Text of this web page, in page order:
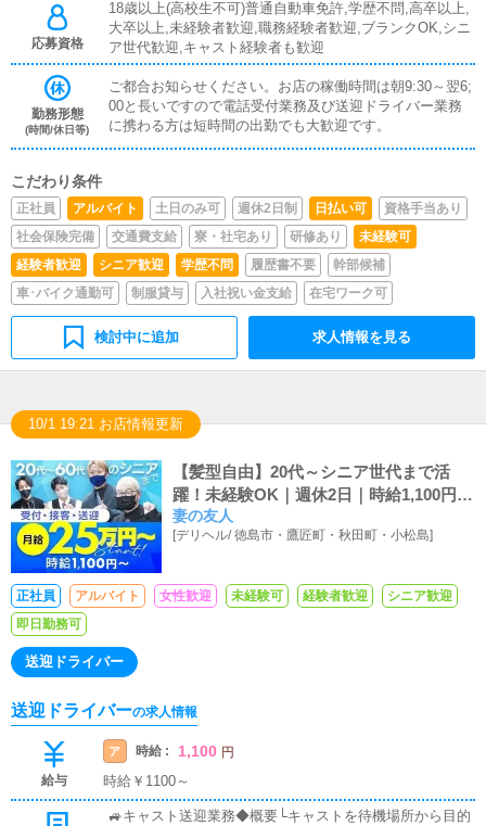
応募資格
18歳以上(高校生不可)普通自動車免許,学歴不問,高卒以上,
大卒以上,未経験者歓迎,職務経験者歓迎,ブランクOK,シニ
ア世代歓迎,キャスト経験者も歓迎
勤務形態
(時間/休日等)
ご都合お知らせください。お店の稼働時間は朝9:30～翌6;
00と長いですので電話受付業務及び送迎ドライバー業務
に携わる方は短時間の出勤でも大歓迎です。
こだわり条件
正社員 アルバイト 土日のみ可 週休2日制 日払い可
資格手当あり
社会保険完備
交通費支給 寮・社宅あり 研修あり
未経験可
経験者歓迎
シニア歓迎 学歴不問 履歴書不要
幹部候補
車･バイク通勤可
制服貸与 入社祝い金支給 在宅ワーク可
検討中に追加 求人情報を見る
10/1 19:21 お店情報更新
【髪型自由】20代～シニア世代まで活
躍！未経験OK｜週休2日｜時給1,100円
～、月給25万円～
妻の友人
[デリヘル/徳島市・鷹匠町・秋田町・小松島]
正社員 アルバイト 女性歓迎 未経験可 経験者歓迎
シニア歓迎
即日勤務可
送迎ドライバー
送迎ドライバーの求人情報
給与
ア 時給 : 1,100 円
時給￥1100～
🚙キャスト送迎業務◆概要└キャストを待機場所から目的